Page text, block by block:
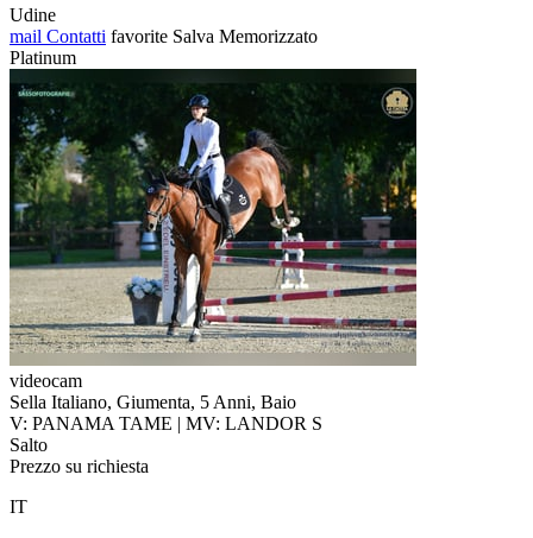
Udine
mail Contatti favorite Salva Memorizzato
Platinum
videocam
Sella Italiano, Giumenta, 5 Anni, Baio
V: PANAMA TAME | MV: LANDOR S
Salto
Prezzo su richiesta
IT